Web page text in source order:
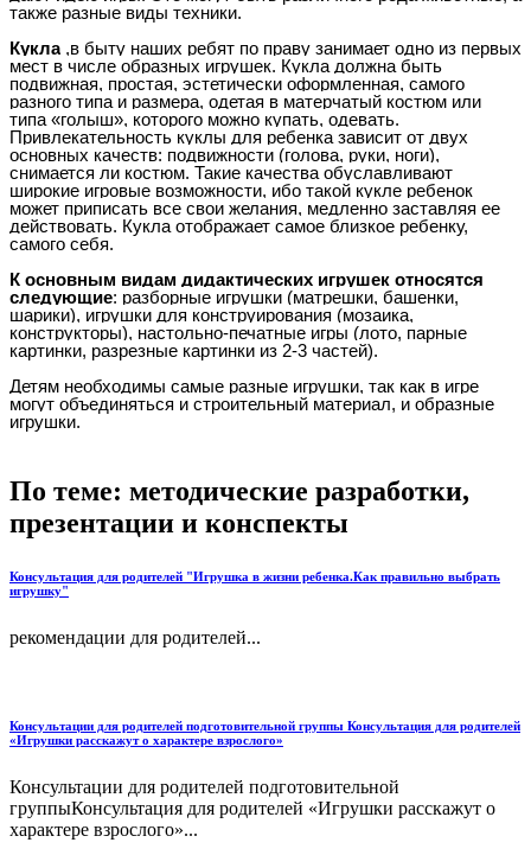
также разные виды техники.
Кукла ,в быту наших ребят по праву занимает одно из первых
мест в числе образных игрушек. Кукла должна быть
подвижная, простая, эстетически оформленная, самого
разного типа и размера, одетая в матерчатый костюм или
типа «голыш», которого можно купать, одевать.
Привлекательность куклы для ребенка зависит от двух
основных качеств: подвижности (голова, руки, ноги),
снимается ли костюм. Такие качества обуславливают
широкие игровые возможности, ибо такой кукле ребенок
может приписать все свои желания, медленно заставляя ее
действовать. Кукла отображает самое близкое ребенку,
самого себя.
К основным видам дидактических игрушек относятся
следующие: разборные игрушки (матрешки, башенки,
шарики), игрушки для конструирования (мозаика,
конструкторы), настольно-печатные игры (лото, парные
картинки, разрезные картинки из 2-3 частей).
Детям необходимы самые разные игрушки, так как в игре
могут объединяться и строительный материал, и образные
игрушки.
По теме: методические разработки,
презентации и конспекты
Консультация для родителей "Игрушка в жизни ребенка.Как правильно выбрать
игрушку"
рекомендации для родителей...
Консультации для родителей подготовительной группы Консультация для родителей
«Игрушки расскажут о характере взрослого»
Консультации для родителей подготовительной
группыКонсультация для родителей «Игрушки расскажут о
характере взрослого»...